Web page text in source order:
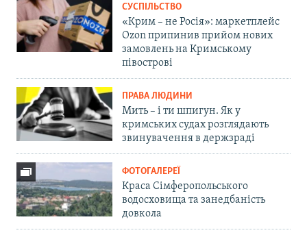
СУСПІЛЬСТВО
«Крим – не Росія»: маркетплейс
Ozon припинив прийом нових
замовлень на Кримському
півострові
ПРАВА ЛЮДИНИ
Мить – і ти шпигун. Як у
кримських судах розглядають
звинувачення в держзраді
ФОТОГАЛЕРЕЇ
Краса Сімферопольського
водосховища та занедбаність
довкола